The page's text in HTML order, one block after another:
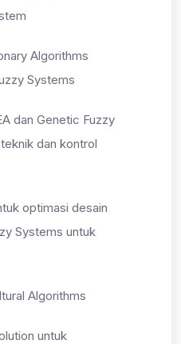
Algorithms
Systems
dan Genetic Fuzzy
dan kontrol
optimasi desain
Systems untuk
Algorithms
untuk